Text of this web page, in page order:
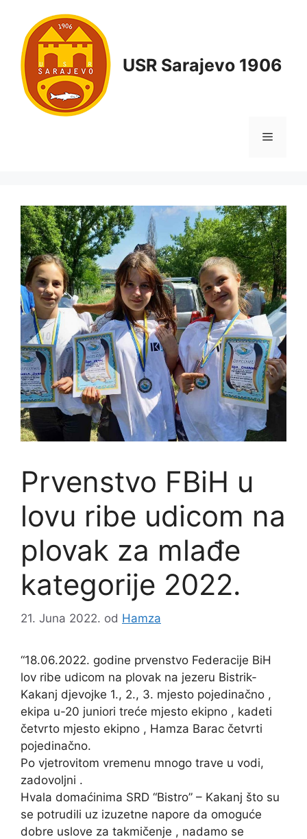
USR Sarajevo 1906
Prvenstvo FBiH u
lovu ribe udicom na
plovak za mlađe
kategorije 2022.
21. Juna 2022. od Hamza
“18.06.2022. godine prvenstvo Federacije BiH
lov ribe udicom na plovak na jezeru Bistrik-
Kakanj djevojke 1., 2., 3. mjesto pojedinačno ,
ekipa u-20 juniori treće mjesto ekipno , kadeti
četvrto mjesto ekipno , Hamza Barac četvrti
pojedinačno.
Po vjetrovitom vremenu mnogo trave u vodi,
zadovoljni .
Hvala domaćinima SRD “Bistro” – Kakanj što su
se potrudili uz izuzetne napore da omoguće
dobre uslove za takmičenje , nadamo se